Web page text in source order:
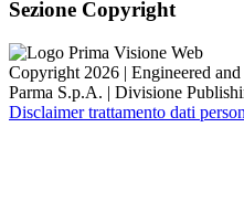
Sezione Copyright
Copyright 2026 | Engineered
Parma S.p.A. | Divisione
Disclaimer trattamento dati